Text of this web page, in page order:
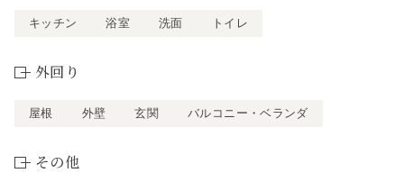
キッチン 浴室 洗面 トイレ
外回り
屋根 外壁 玄関 バルコニー・ベランダ
その他